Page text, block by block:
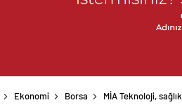
Ekonomi Borsa MİA Teknoloji,